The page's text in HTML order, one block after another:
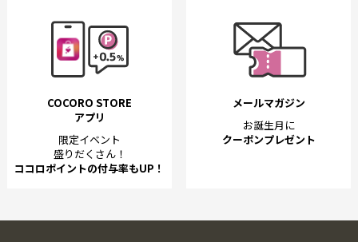
COCORO STORE
アプリ
限定イベント
盛りだくさん！
ココロポイントの付与率もUP！
メールマガジン
お誕生月に
クーポンプレゼント